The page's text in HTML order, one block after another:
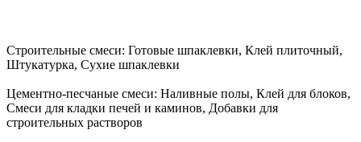
Строительные смеси: Готовые шпаклевки, Клей плиточный,
Штукатурка, Сухие шпаклевки
Цементно-песчаные смеси: Наливные полы, Клей для блоков,
Смеси для кладки печей и каминов, Добавки для
строительных растворов